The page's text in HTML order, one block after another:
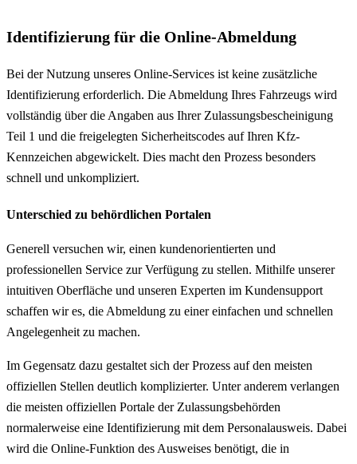
Identifizierung für die Online-Abmeldung
Bei der Nutzung unseres Online-Services ist keine zusätzliche
Identifizierung erforderlich. Die Abmeldung Ihres Fahrzeugs wird
vollständig über die Angaben aus Ihrer Zulassungsbescheinigung
Teil 1 und die freigelegten Sicherheitscodes auf Ihren Kfz-
Kennzeichen abgewickelt. Dies macht den Prozess besonders
schnell und unkompliziert.
Unterschied zu behördlichen Portalen
Generell versuchen wir, einen kundenorientierten und
professionellen Service zur Verfügung zu stellen. Mithilfe unserer
intuitiven Oberfläche und unseren Experten im Kundensupport
schaffen wir es, die Abmeldung zu einer einfachen und schnellen
Angelegenheit zu machen.
Im Gegensatz dazu gestaltet sich der Prozess auf den meisten
offiziellen Stellen deutlich komplizierter. Unter anderem verlangen
die meisten offiziellen Portale der Zulassungsbehörden
normalerweise eine Identifizierung mit dem Personalausweis. Dabei
wird die Online-Funktion des Ausweises benötigt, die in